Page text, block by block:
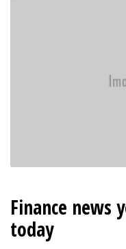
Finance news
today